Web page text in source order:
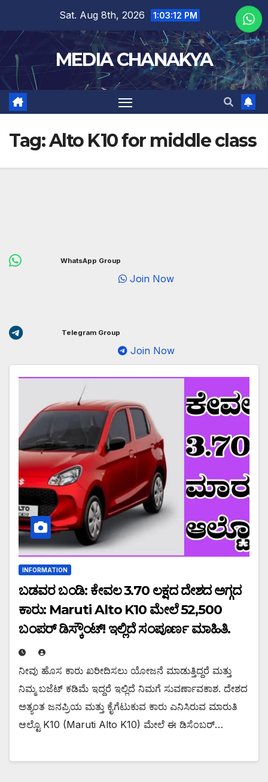
Sat. Aug 8th, 2026 1:03:12 PM
MEDIA CHANAKYA
Tag:Alto K10 for middle class
WhatsApp Group
Join Now
Telegram Group
Join Now
INFORMATION
ಬಡವರ ಬಂಡಿ: ಕೇವಲ ₹3.70 ಲಕ್ಷದ ದೇಶದ ಅಗ್ಗದ
ಕಾರು: Maruti Alto K10 ಮೇಲೆ ₹52,500
ಬಂಪರ್ ಡಿಸ್ಕೌಂಟ್! ಇಲ್ಲಿದೆ ಸಂಪೂರ್ಣ ಮಾಹಿತಿ.
ನೀವು ಹೊಸ ಕಾರು ಖರೀದಿಸಲು ಯೋಜನೆ ಮಾಡುತ್ತಿದ್ದರೆ ಮತ್ತು
ನಿಮ್ಮ ಬಜೆಟ್ ಕಡಿಮೆ ಇದ್ದರೆ ಇಲ್ಲಿದೆ ನಿಮಗೆ ಸುವರ್ಣಾವಕಾಶ. ದೇಶದ
ಅತ್ಯಂತ ಜನಪ್ರಿಯ ಮತ್ತು ಕೈಗೆಟುಕುವ ಕಾರು ಎನಿಸಿರುವ ಮಾರುತಿ
ಆಲ್ಟೊ K10 (Maruti Alto K10) ಮೇಲೆ ಈ ಡಿಸೆಂಬರ್…